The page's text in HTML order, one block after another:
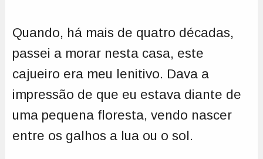
Quando, há mais de quatro décadas,
passei a morar nesta casa, este
cajueiro era meu lenitivo. Dava a
impressão de que eu estava diante de
uma pequena floresta, vendo nascer
entre os galhos a lua ou o sol.